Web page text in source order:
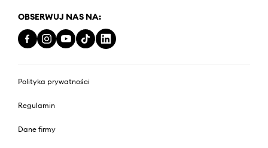
OBSERWUJ NAS NA:
Polityka prywatności
Regulamin
Dane firmy